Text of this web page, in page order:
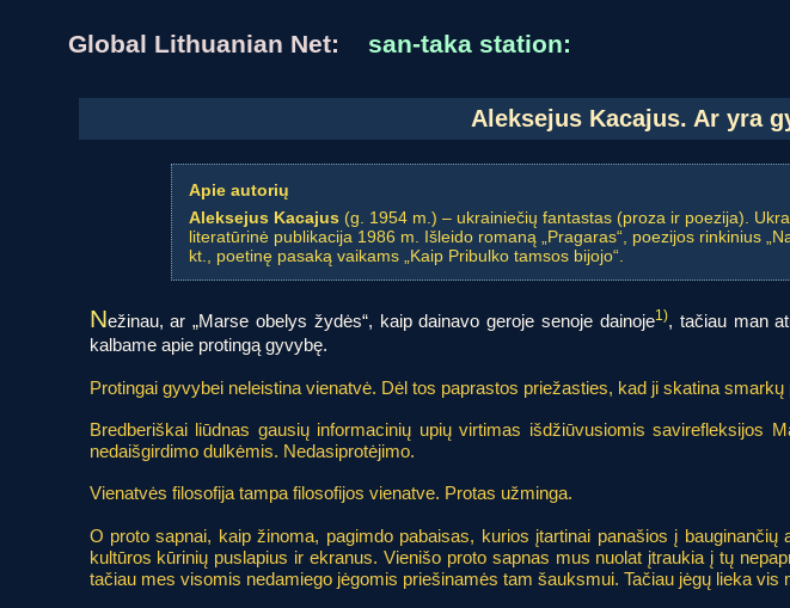
Global Lithuanian Net: san-taka station:
Aleksejus Kacajus. Ar yra
Apie autorių
Aleksejus Kacajus(g. 1954 m.) – ukrainiečių fantastas (proza ir poezija).
literatūrinė publikacija 1986 m. Išleido romaną „Pragaras“, poezijos rinkinius
kt., poetinę pasaką vaikams „Kaip Pribulko tamsos bijojo“.
Nežinau, ar „Marse obelys žydės“, kaip dainavo geroje senoje dainoje1), tačiau man
kalbame apie protingą gyvybę.
Protingai gyvybei neleistina vienatvė. Dėl tos paprastos priežasties, kad ji skatina
Bredberiškai liūdnas gausių informacinių upių virtimas išdžiūvusiomis savirefleksijos
nedaišgirdimo dulkėmis. Nedasiprotėjimo.
Vienatvės filosofija tampa filosofijos vienatve. Protas užminga.
O proto sapnai, kaip žinoma, pagimdo pabaisas, kurios įtartinai panašios į bauginančių
kultūros kūrinių puslapius ir ekranus. Vienišo proto sapnas mus nuolat įtraukia į tų
tačiau mes visomis nedamiego jėgomis priešinamės tam šauksmui. Tačiau jėgų lieka vis